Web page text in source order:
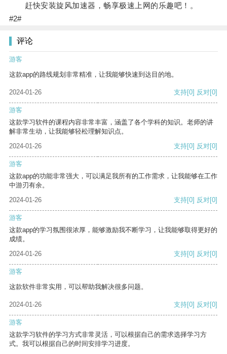
赶快安装旋风加速器，畅享极速上网的乐趣吧！。
#2#
评论
游客
这款app的路线规划非常精准，让我能够快速到达目的地。
2024-01-26 支持[0] 反对[0]
游客
这款学习软件的课程内容非常丰富，涵盖了各个学科的知识。老师的讲
解非常生动，让我能够轻松理解知识点。
2024-01-26
支持[0] 反对[0]
游客
这款app的功能非常强大，可以满足我所有的工作需求，让我能够在工作
中游刃有余。
2024-01-26
支持[0] 反对[0]
游客
这款app的学习氛围很浓厚，能够激励我不断学习，让我能够取得更好的
成绩。
2024-01-26
支持[0] 反对[0]
游客
这款软件非常实用，可以帮助我解决很多问题。
2024-01-26 支持[0] 反对[0]
游客
这款学习软件的学习方式非常灵活，可以根据自己的需求选择学习方
式。我可以根据自己的时间安排学习进度。